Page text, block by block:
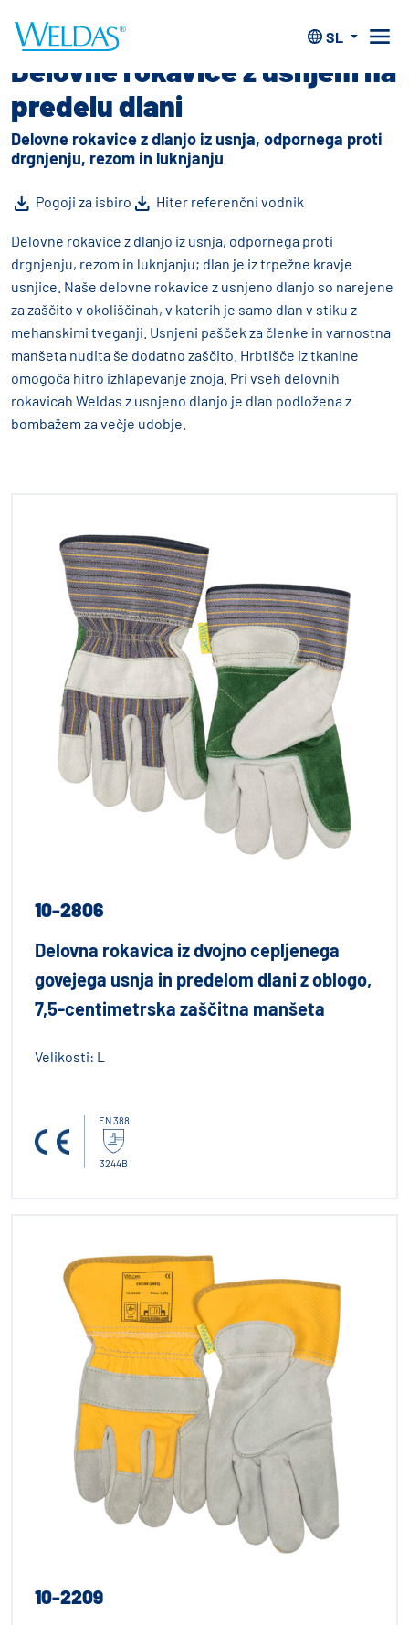
SL
Domov
predelu dlani
Delovne rokavice z usnjem na
predelu dlani
Delovne rokavice z dlanjo iz usnja, odpornega proti
drgnjenju, rezom in luknjanju
Pogoji za isbiro Hiter referenčni vodnik
Delovne rokavice z dlanjo iz usnja, odpornega proti
drgnjenju, rezom in luknjanju; dlan je iz trpežne kravje
usnjice. Naše delovne rokavice z usnjeno dlanjo so narejene
za zaščito v okoliščinah, v katerih je samo dlan v stiku z
mehanskimi tveganji. Usnjeni pašček za členke in varnostna
manšeta nudita še dodatno zaščito. Hrbtišče iz tkanine
omogoča hitro izhlapevanje znoja. Pri vseh delovnih
rokavicah Weldas z usnjeno dlanjo je dlan podložena z
bombažem za večje udobje.
10-2806
Delovna rokavica iz dvojno cepljenega
govejega usnja in predelom dlani z oblogo,
7,5-centimetrska zaščitna manšeta
Velikosti: L
EN 388
3244B
10-2209